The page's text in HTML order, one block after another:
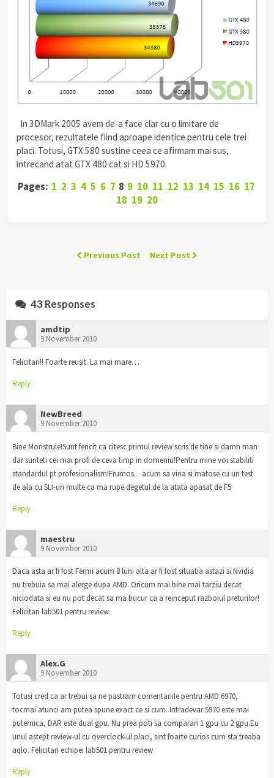
In 3DMark 2005 avem de-a face clar cu o limitare de
procesor, rezultatele fiind aproape identice pentru cele trei
placi. Totusi, GTX 580 sustine ceea ce afirmam mai sus,
intrecand atat GTX 480 cat si HD 5970.
Pages: 1 2 3 4 5 6 7 8 9 10 11 12 13 14 15 16 17
18 19 20
Previous Post Next Post
43 Responses
amdtip
9 November 2010
Felicitari!! Foarte reusit. La mai mare…
Reply
NewBreed
9 November 2010
Bine Monstrule!Sunt fericit ca citesc primul review scris de tine si damn man
dar sunteti cei mai profi de ceva timp in domeniu!Pentru mine voi stabiliti
standardul pt profesionalism!Frumos…acum sa vina si matose cu un test
de ala cu SLI-uri multe ca ma rupe degetul de la atata apasat de F5
Reply
maestru
9 November 2010
Daca asta ar fi fost Fermi acum 8 luni alta ar fi fost situatia astazi si Nvidia
nu trebuia sa mai alerge dupa AMD. Oricum mai bine mai tarziu decat
niciodata si eu nu pot decat sa ma bucur ca a reinceput razboiul preturilor!
Felicitari lab501 pentru review.
Reply
Alex.G
9 November 2010
Totusi cred ca ar trebui sa ne pastram comentariile pentru AMD 6970,
tocmai atunci am putea spune exact ce si cum. Intradevar 5970 este mai
puternica, DAR este dual gpu. Nu prea poti sa comparari 1 gpu cu 2 gpu.Eu
unul astept review-ul cu overclock-ul placi, sint foarte curios cum sta treaba
aqlo. Felicitari echipei lab501 pentru review
Reply